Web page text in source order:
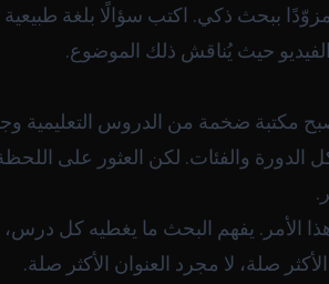
ببحث ذكي. اكتب سؤالًا بلغة
حيث يُناقش ذلك الموضوع.
مكتبة ضخمة من الدروس التعليمية
الدورة والفئات. لكن العثور على
الأمر. يفهم البحث ما يغطيه كل
صلة، لا مجرد العنوان الأكثر صلة.